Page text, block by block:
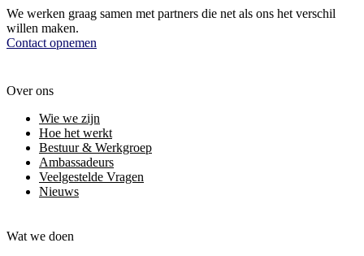
We werken graag samen met partners die net als ons het verschil
willen maken.
Contact opnemen
Over ons
Wie we zijn
Hoe het werkt
Bestuur & Werkgroep
Ambassadeurs
Veelgestelde Vragen
Nieuws
Wat we doen